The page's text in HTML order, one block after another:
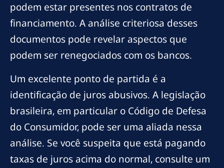
podem estar presentes nos contratos de
financiamento. A análise criteriosa desses
documentos pode revelar aspectos que
podem ser renegociados com os bancos.
Um excelente ponto de partida é a
identificação de juros abusivos. A legislação
brasileira, em particular o Código de Defesa
do Consumidor, pode ser uma aliada nessa
análise. Se você suspeita que está pagando
taxas de juros acima do normal, consulte um